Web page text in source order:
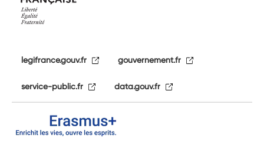
legifrance.gouv.fr gouvernement.fr
service-public.fr data.gouv.fr